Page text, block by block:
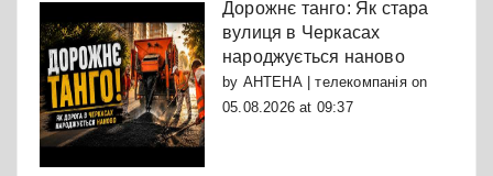
Дорожнє танго: Як стара
вулиця в Черкасах
народжується наново
by АНТЕНА | телекомпаніяon
05.08.2026 at 09:37